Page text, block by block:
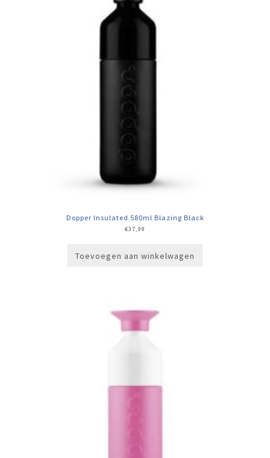
Dopper Insulated 580ml Blazing Black
€37,99
Toevoegen aan winkelwagen